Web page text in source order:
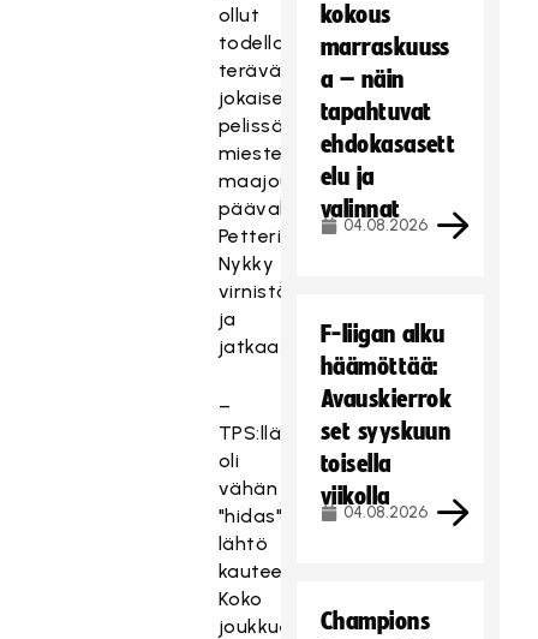
ollut
todella
terävä
jokaisessa
pelissä,
miesten
maajoukkueen
päävalmentaja
Petteri
Nykky
virnistää
ja
jatkaa:
–
TPS:llä
oli
vähän
"hidas"
lähtö
kauteen.
Koko
joukkue
kokous
marraskuuss
a – näin
tapahtuvat
ehdokasasett
elu ja
valinnat
04.08.2026
F-liigan alku
häämöttää:
Avauskierrok
set syyskuun
toisella
viikolla
04.08.2026
Champions